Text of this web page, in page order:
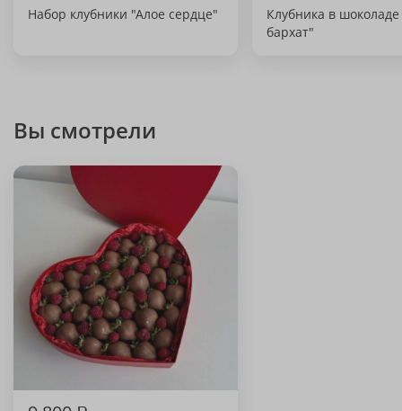
Набор клубники "Алое сердце"
Клубника в
бархат"
Вы смотрели